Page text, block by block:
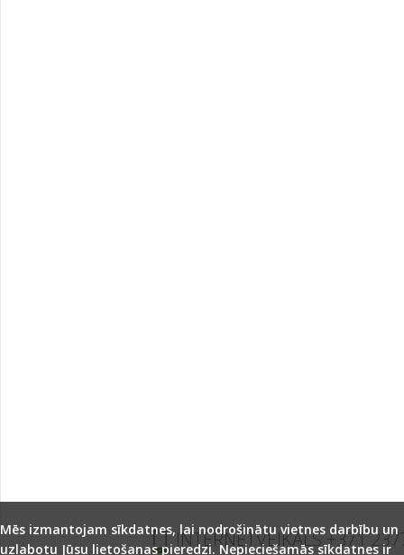
INTERNETVEIKALS +371
Mēs izmantojam sīkdatnes, lai nodrošinātu vietnes darbību un
uzlabotu Jūsu lietošanas pieredzi. Nepieciešamās sīkdatnes ir